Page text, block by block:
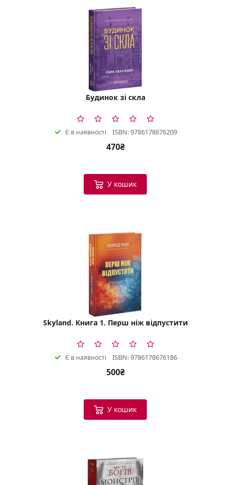
Будинок зі скла
Є в наявності ISBN: 9786178676209
470₴
У кошик
Skyland. Книга 1. Перш ніж відпустити
Є в наявності ISBN: 9786178676186
500₴
У кошик